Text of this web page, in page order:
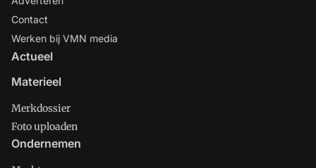
Contact
Werken bij VMN media
Actueel
Materieel
Merkdossier
Foto uploaden
Ondernemen